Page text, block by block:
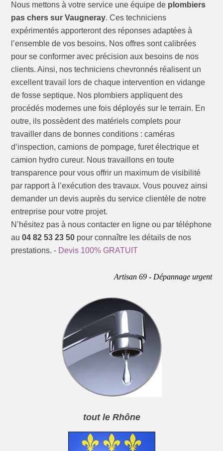
Nous mettons à votre service une équipe de plombiers
pas chers sur Vaugneray. Ces techniciens
expérimentés apporteront des réponses adaptées à
l’ensemble de vos besoins. Nos offres sont calibrées
pour se conformer avec précision aux besoins de nos
clients. Ainsi, nos techniciens chevronnés réalisent un
excellent travail lors de chaque intervention en vidange
de fosse septique. Nos plombiers appliquent des
procédés modernes une fois déployés sur le terrain. En
outre, ils possèdent des matériels complets pour
travailler dans de bonnes conditions : caméras
d’inspection, camions de pompage, furet électrique et
camion hydro cureur. Nous travaillons en toute
transparence pour vous offrir un maximum de visibilité
par rapport à l’exécution des travaux. Vous pouvez ainsi
demander un devis auprès du service clientèle de notre
entreprise pour votre projet.
N’hésitez pas à nous contacter en ligne ou par téléphone
au04 82 53 23 50 pour connaître les détails de nos
prestations. - Devis 100% GRATUIT
Artisan 69 - Dépannage urgent
tout le Rhône